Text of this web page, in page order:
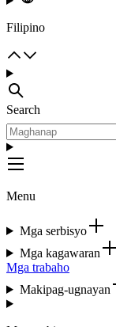
Filipino
Search
Menu
Mga serbisyo
Mga kagawaran
Mga trabaho
Makipag-ugnayan